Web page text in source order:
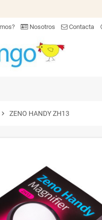
Nosotros Contacta
chevron_right ZENO HANDY ZH13